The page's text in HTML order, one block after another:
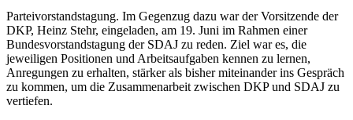
Parteivorstandstagung. Im Gegenzug dazu war der Vorsitzende der
DKP, Heinz Stehr, eingeladen, am 19. Juni im Rahmen einer
Bundesvorstandstagung der SDAJ zu reden. Ziel war es, die
jeweiligen Positionen und Arbeitsaufgaben kennen zu lernen,
Anregungen zu erhalten, stärker als bisher miteinander ins Gespräch
zu kommen, um die Zusammenarbeit zwischen DKP und SDAJ zu
vertiefen.